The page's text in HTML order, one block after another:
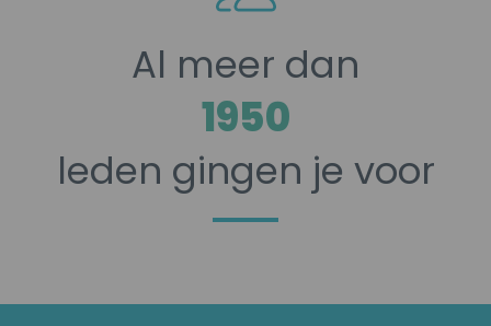
Al meer dan
2600
leden gingen je voor